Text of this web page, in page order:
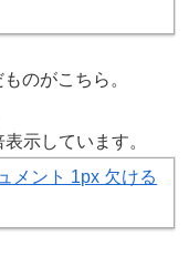
のがこちら。
示しています。